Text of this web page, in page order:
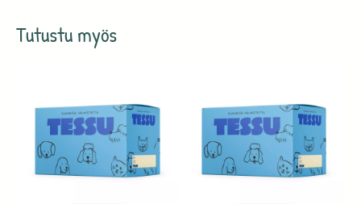
Tutustu myös